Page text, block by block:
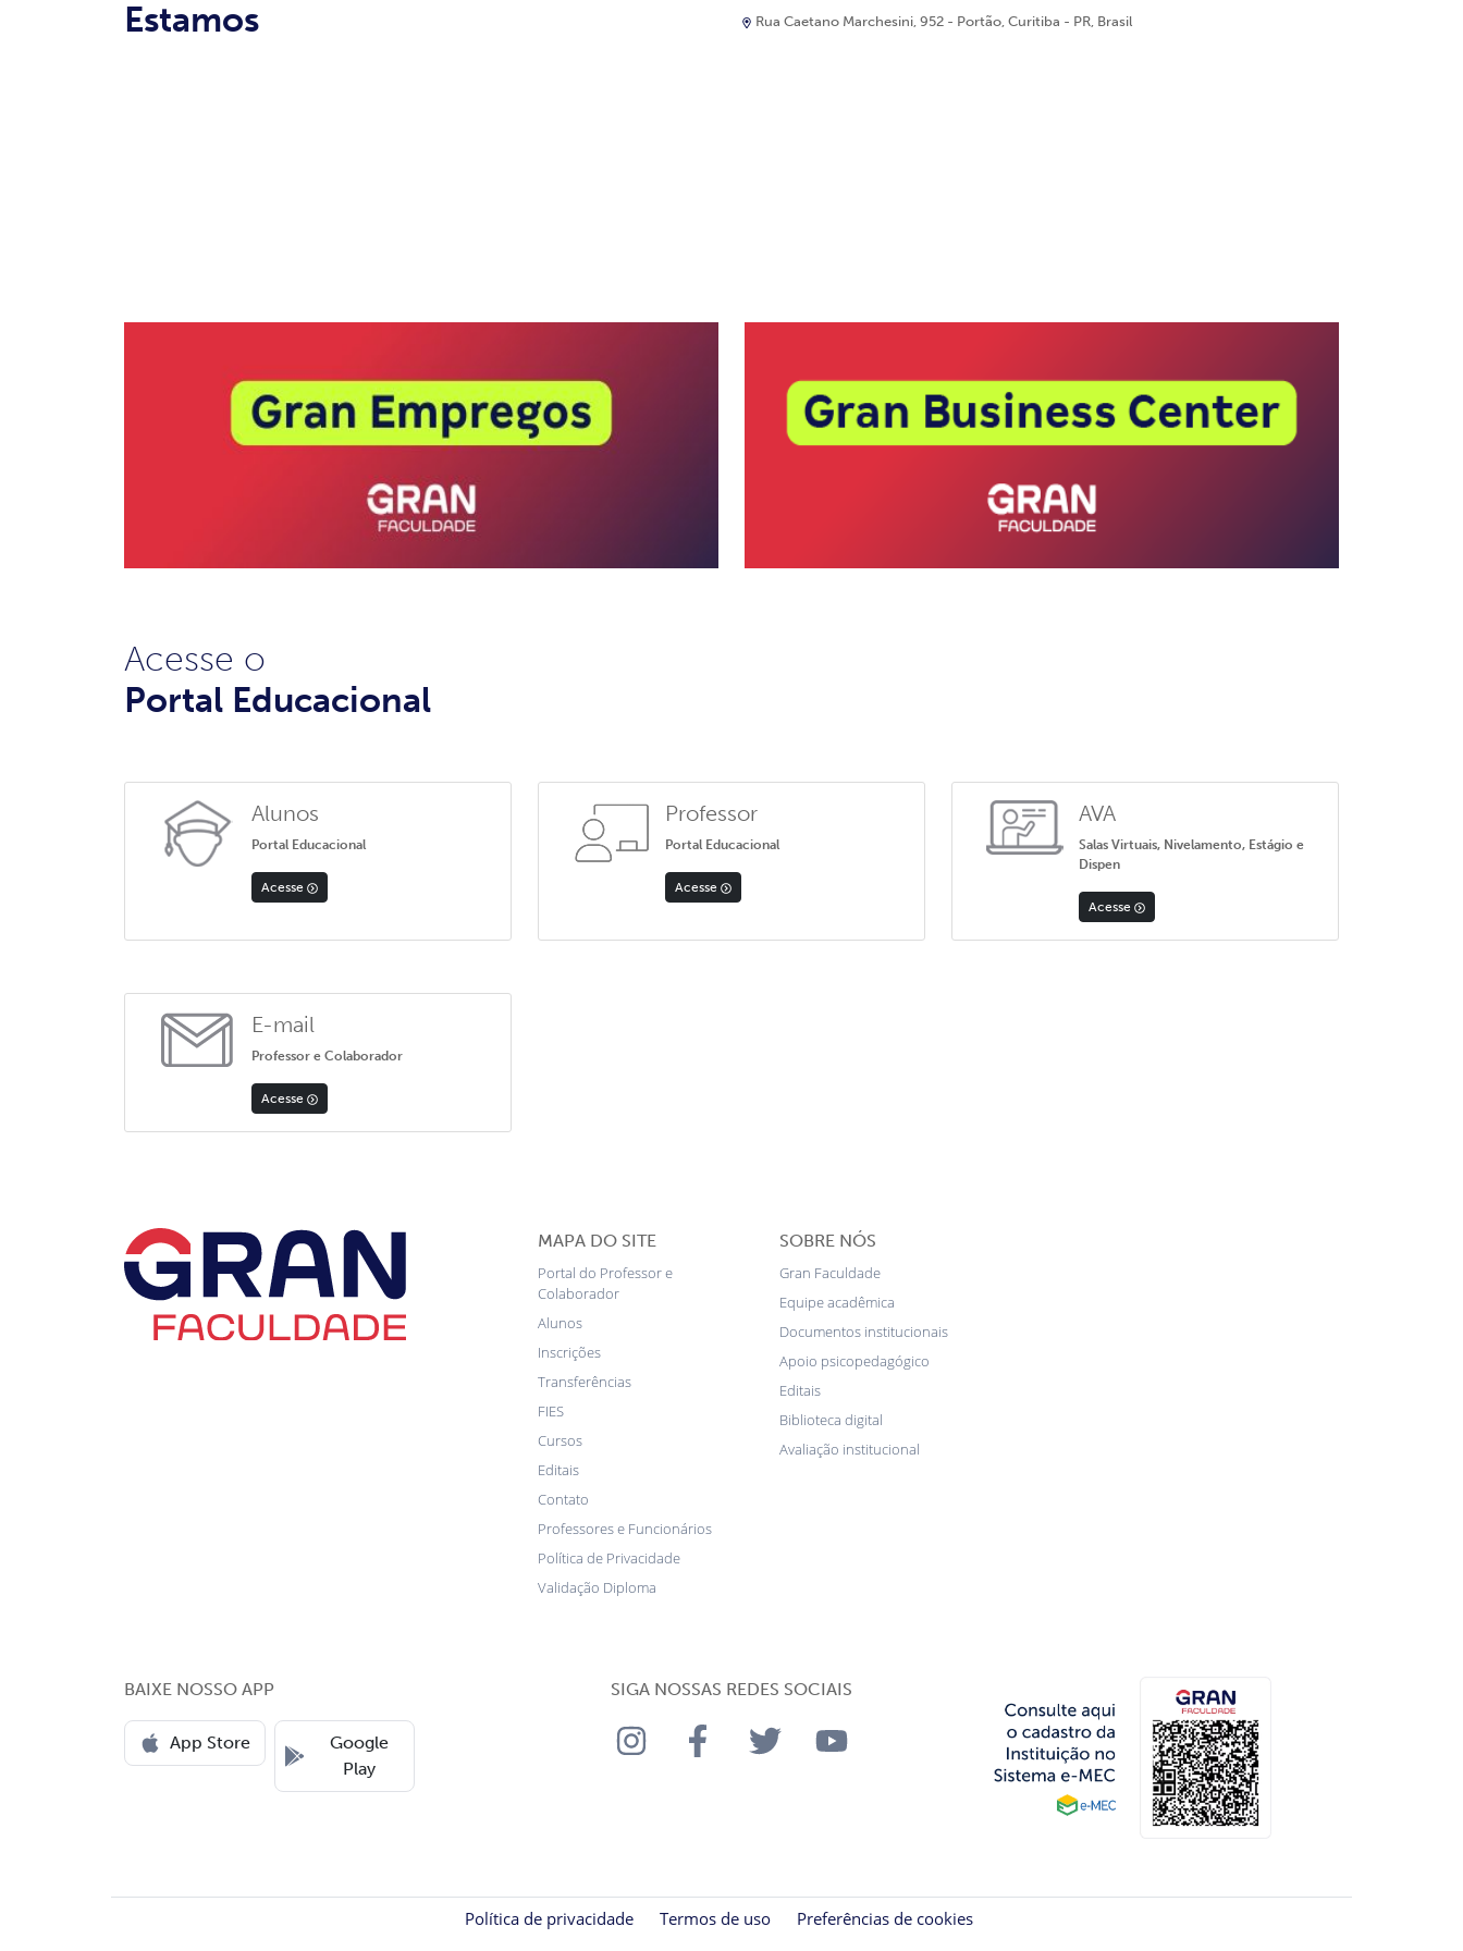
Estamos Rua Caetano Marchesini, 952 - Portão, Curitiba - PR, Brasil
Acesse o
Portal Educacional
Alunos
Portal Educacional
Acesse
Professor
Portal Educacional
Acesse
AVA
Salas Virtuais, Nivelamento, Estágio e
Dispen
Acesse
E-mail
Professor e Colaborador
Acesse
MAPA DO SITE
Portal do Professor e
Colaborador
Alunos
Inscrições
Transferências
FIES
Cursos
Editais
Contato
Professores e Funcionários
Política de Privacidade
Validação Diploma
SOBRE NÓS
Gran Faculdade
Equipe acadêmica
Documentos institucionais
Apoio psicopedagógico
Editais
Biblioteca digital
Avaliação institucional
BAIXE NOSSO APP
App Store
Google
Play
SIGA NOSSAS REDES SOCIAIS
Política de privacidade Termos de uso Preferências de cookies